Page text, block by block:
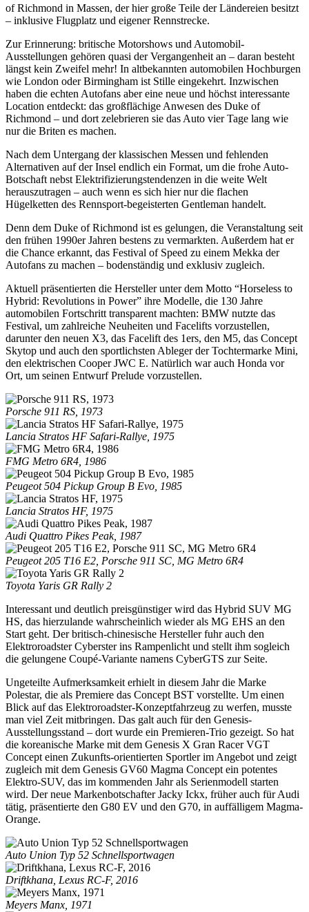
of Richmond in Massen, der hier große Teile der Ländereien besitzt
– inklusive Flugplatz und eigener Rennstrecke.
Zur Erinnerung: britische Motorshows und Automobil-
Ausstellungen gehören quasi der Vergangenheit an – daran besteht
längst kein Zweifel mehr! In altbekannten automobilen Hochburgen
wie London oder Birmingham ist Stille eingekehrt. Inzwischen
haben die echten Autofans aber eine neue und höchst interessante
Location entdeckt: das großflächige Anwesen des Duke of
Richmond – und dort zelebrieren sie das Auto vier Tage lang wie
nur die Briten es machen.
Nach dem Untergang der klassischen Messen und fehlenden
Alternativen auf der Insel endlich ein Format, um die frohe Auto-
Botschaft nebst Elektrifizierungstendenzen in die weite Welt
herauszutragen – auch wenn es sich hier nur die flachen
Hügelketten des Rennsport-begeisterten Gentleman handelt.
Denn dem Duke of Richmond ist es gelungen, die Veranstaltung seit
den frühen 1990er Jahren bestens zu vermarkten. Außerdem hat er
die Chance erkannt, das Festival of Speed zu einem Mekka der
Autofans zu machen – bodenständig und exklusiv zugleich.
Aktuell präsentierten die Hersteller unter dem Motto “Horseless to
Hybrid: Revolutions in Power” ihre Modelle, die 130 Jahre
automobilen Fortschritt transparent machten: BMW nutzte das
Festival, um zahlreiche Neuheiten und Facelifts vorzustellen,
darunter den neuen X3, das Facelift des 1ers, den M5, das Concept
Skytop und auch den sportlichsten Ableger der Tochtermarke Mini,
den elektrischen Cooper JWC E. Natürlich war auch Honda vor
Ort, um seinen Entwurf Prelude vorzustellen.
Porsche 911 RS, 1973
Lancia Stratos HF Safari-Rallye, 1975
FMG Metro 6R4, 1986
Peugeot 504 Pickup Group B Evo, 1985
Lancia Stratos HF, 1975
Audi Quattro Pikes Peak, 1987
Peugeot 205 T16 E2, Porsche 911 SC, MG Metro 6R4
Toyota Yaris GR Rally 2
Interessant und deutlich preisgünstiger wird das Hybrid SUV MG
HS, das hierzulande wahrscheinlich wieder als MG EHS an den
Start geht. Der britisch-chinesische Hersteller fuhr auch den
Elektroroadster Cyberster ins Rampenlicht und stellt ihm sogleich
die gelungene Coupé-Variante namens CyberGTS zur Seite.
Ungeteilte Aufmerksamkeit erhielt in diesem Jahr die Marke
Polestar, die als Premiere das Concept BST vorstellte. Um einen
Blick auf das Elektroroadster-Konzeptfahrzeug zu werfen, musste
man viel Zeit mitbringen. Das galt auch für den Genesis-
Ausstellungsstand – dort wurde ein Premieren-Trio gezeigt. So hat
die koreanische Marke mit dem Genesis X Gran Racer VGT
Concept einen Zukunfts-orientierten Sportler im Angebot und zeigt
zugleich mit dem Genesis GV60 Magma Concept ein potentes
Elektro-SUV, das im kommenden Jahr als Serienmodell starten
wird. Der neue Markenbotschafter Jacky Ickx, früher auch für Audi
tätig, präsentierte den G80 EV und den G70, in auffälligem Magma-
Orange.
Auto Union Typ 52 Schnellsportwagen
Driftkhana, Lexus RC-F, 2016
Meyers Manx, 1971